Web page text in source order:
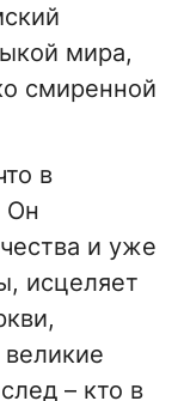
мира,
смиренной
в
Он
и уже
исцеляет
– кто в